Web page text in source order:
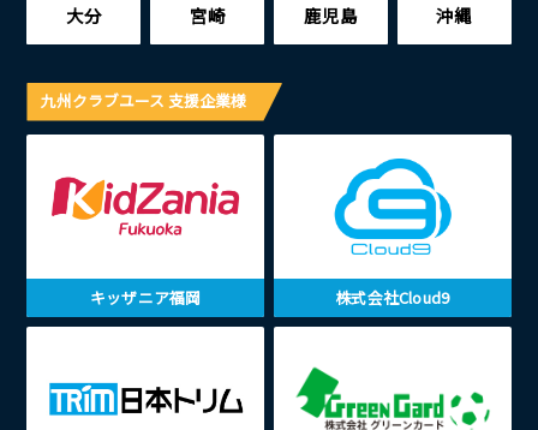
大分 宮崎 鹿児島 沖縄
九州クラブユース 支援企業様
キッザニア福岡 株式会社Cloud9